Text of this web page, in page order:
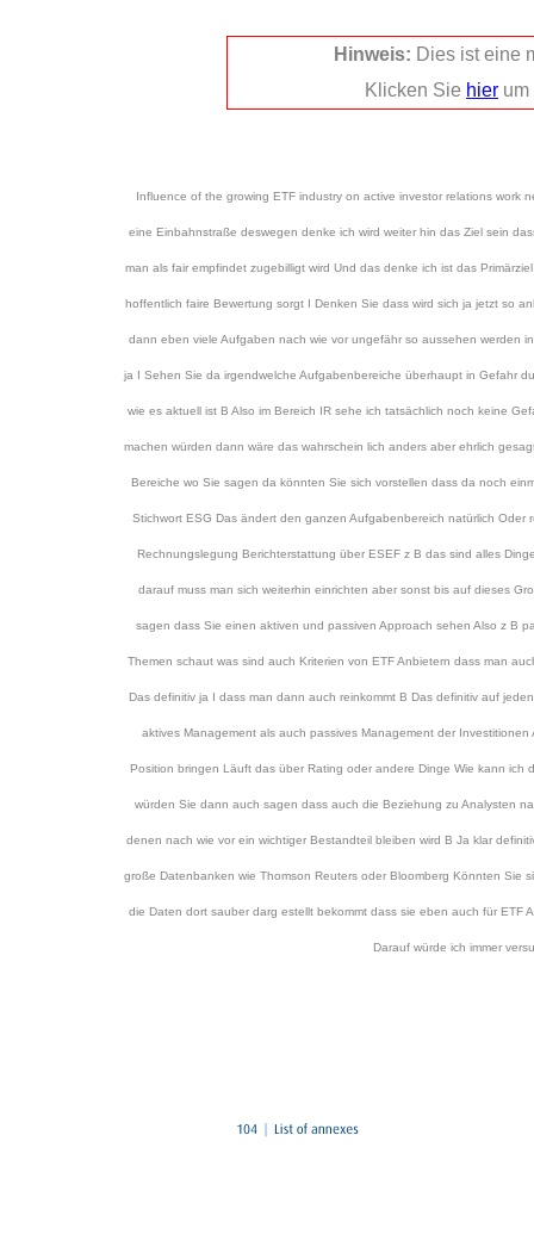
Influence of the growing ETF industry on active investor relations
eine Einbahnstraße deswegen denke ich wird weiter hin das Ziel sein
man als fair empfindet zugebilligt wird Und das denke ich ist das
hoffentlich faire Bewertung sorgt I Denken Sie dass wird sich ja jetzt so
dann eben viele Aufgaben nach wie vor ungefähr so aussehen werden
ja I Sehen Sie da irgendwelche Aufgabenbereiche überhaupt in Gefahr
wie es aktuell ist B Also im Bereich IR sehe ich tatsächlich noch keine
machen würden dann wäre das wahrschein lich anders aber ehrlich
Bereiche wo Sie sagen da könnten Sie sich vorstellen dass da noch
Stichwort ESG Das ändert den ganzen Aufgabenbereich natürlich
Rechnungslegung Berichterstattung über ESEF z B das sind alles
darauf muss man sich weiterhin einrichten aber sonst bis auf dieses
sagen dass Sie einen aktiven und passiven Approach sehen Also z B
Themen schaut was sind auch Kriterien von ETF Anbietern dass man
Das definitiv ja I dass man dann auch reinkommt B Das definitiv auf
aktives Management als auch passives Management der
Position bringen Läuft das über Rating oder andere Dinge Wie kann
würden Sie dann auch sagen dass auch die Beziehung zu Analysten
denen nach wie vor ein wichtiger Bestandteil bleiben wird B Ja klar
große Datenbanken wie Thomson Reuters oder Bloomberg Könnten Sie
die Daten dort sauber darg estellt bekommt dass sie eben auch für
Darauf würde ich immer
Hinweis: Dies ist eine
Klicken Sie hier um